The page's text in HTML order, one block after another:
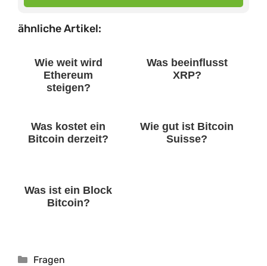
ähnliche Artikel:
Wie weit wird
Ethereum
steigen?
Was beeinflusst
XRP?
Was kostet ein
Bitcoin derzeit?
Wie gut ist Bitcoin
Suisse?
Was ist ein Block
Bitcoin?
Kategorien
Fragen